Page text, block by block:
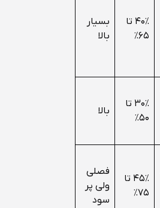
۴۰٪ تا
۶۵٪
بسیار
بالا
۳۰٪ تا
۵۰٪
بالا
۴۵٪ تا
۷۵٪
فصلی
ولی پر
سود